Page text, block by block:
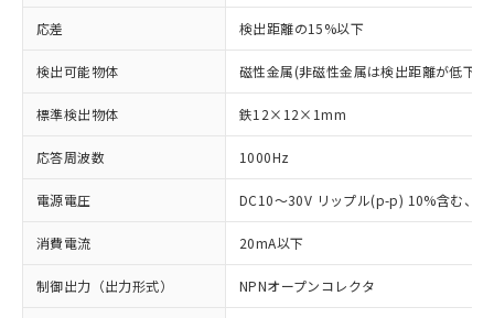
応差 検出距離の15%以下
検出可能物体 磁性金属(非磁性金属は検出距離が低下し
標準検出物体 鉄12×12×1mm
応答周波数 1000Hz
電源電圧 DC10～30V リップル(p-p) 10%含む、
消費電流 20mA以下
制御出力（出力形式） NPNオープンコレクタ